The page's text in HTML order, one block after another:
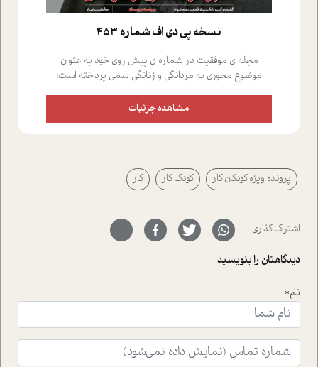
نسخه پي دي اف شماره 453
مجله ی موفقیت در شماره ی پیش روی خود به عنوان
موضوع محوری به مردانگی و زنانگی سمی پرداخته است؛
علیخواه، جامعه شناس در بخش های مختلف تلاش کرده ایم
از دریچه های گوناگون به این موضوع مهم بپردازیم.فصل
پیرامون آن آشنا می کند.در بخش دو فنجان داغ به سراغ افرادی
رفته ایم که موفقیت را در عمل به اثبات رسانده اند؛ سید
حمیدرضا محتشمی که بیست و پنجمین سال فعالیت حرفه
سر نهاده است و نیز کرامت عزیز زاده؛ سفیر صلح و دوستی که
با رکاب زدن در بیش از هفتاد کشور و کاشتن درخت، به نماد
حمایت از محیط زیست و منابع طبیعی تبدیل گشته
است.فصل روایت اجنبی ها در این شماره به دو موضوع
ای که به زندگی شگفت انگیز جین گودال و تاثیرات کاوش های
ایشان در حوزه ی شامپانزه ها بر زندگی امروزی ما نگاهی
افکنده است.فصل اتاق 333 شما را پای صحبت یک تجربه ی
واقعی در ارتباط با اختلال شخصیت اسکزوئید و مشکلات و نیز
راهکارهای حل آن قرار می دهد که در اتاق درمان اتفاق افتاده
مشاهده جزئیات
پرونده ویژه کودکان کار کودک کار کار
اشتراک گذاری
دیدگاهتان را بنویسید
نام*